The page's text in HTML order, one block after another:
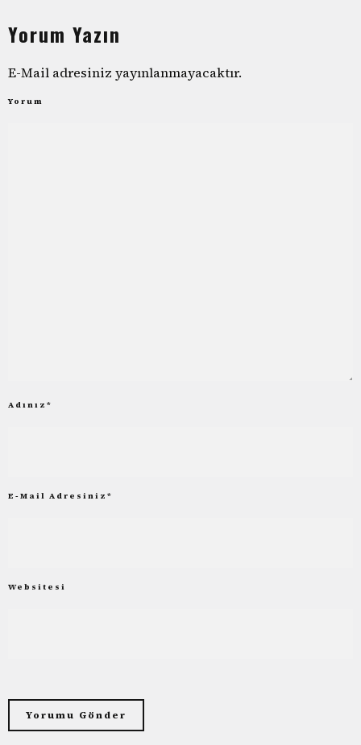
Yorum Yazın
E-Mail adresiniz yayınlanmayacaktır.
Yorum
Adınız *
E-Mail Adresiniz *
Websitesi